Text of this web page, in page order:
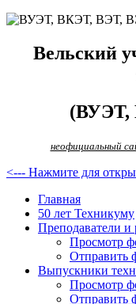
Вельский
(ВУЭТ,
неофициальный
<--- Нажмите для
Главная
50 лет Техникуму
Преподаватели и
Просмотр
Отправить
Выпускники
Просмотр
Отправить